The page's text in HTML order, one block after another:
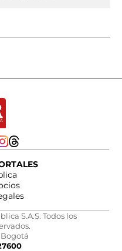
S.A.S. Todos los
Bogotá